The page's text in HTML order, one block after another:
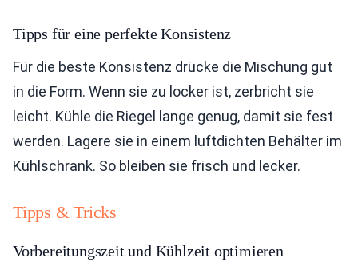
Tipps für eine perfekte Konsistenz
Für die beste Konsistenz drücke die Mischung gut
in die Form. Wenn sie zu locker ist, zerbricht sie
leicht. Kühle die Riegel lange genug, damit sie fest
werden. Lagere sie in einem luftdichten Behälter im
Kühlschrank. So bleiben sie frisch und lecker.
Tipps & Tricks
Vorbereitungszeit und Kühlzeit optimieren